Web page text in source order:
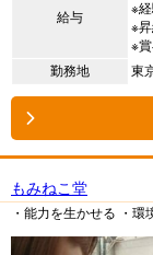
給与
※
※昇
※
勤務地
東
もみねこ堂
・能力を生かせる ・環